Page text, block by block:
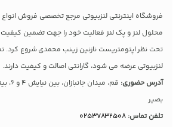
فروشگاه اینترنتی لنزبیوتی مرجع تخصصی فروش انواع
محلول لنز و پک لنز فعالیت خود را جهت تضمین کیفیت
تحت نظر اپتومتریست نازنین زینب محمدی شروع کرد.
لنزبیوتی عرضه می شود، گارانتی اصالت و کیفیت دارند.
آدرس حضوری:
قم،
بصیر
تلفن تماس: 02537832508